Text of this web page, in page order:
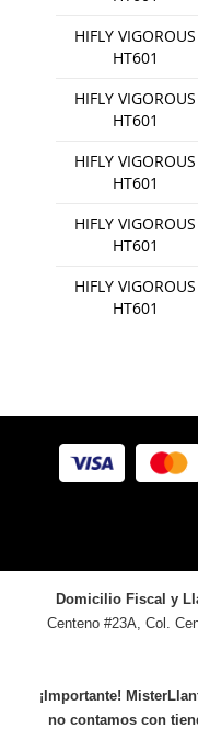
HIFLY VIGOROUS
HT601
HIFLY VIGOROUS
HT601
HIFLY VIGOROUS
HT601
HIFLY VIGOROUS
HT601
HIFLY VIGOROUS
HT601
Domicilio Fiscal y
Centeno #23A, Col.
¡Importante!
no contamos con